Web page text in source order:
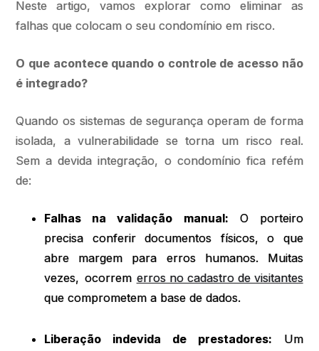
Neste artigo, vamos explorar como eliminar as
falhas que colocam o seu condomínio em risco.
O que acontece quando o controle de acesso não
é integrado?
Quando os sistemas de segurança operam de forma
isolada, a vulnerabilidade se torna um risco real.
Sem a devida integração, o condomínio fica refém
de:
Falhas na validação manual: O porteiro
precisa conferir documentos físicos, o que
abre margem para erros humanos. Muitas
vezes, ocorrem erros no cadastro de visitantes
que comprometem a base de dados.
Liberação indevida de prestadores: Um